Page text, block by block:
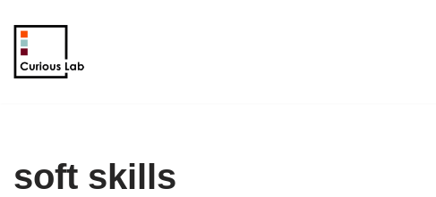
Aller
au
soft skills